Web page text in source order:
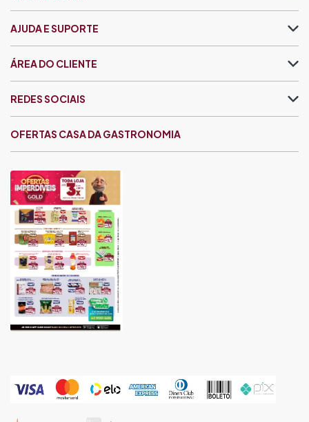
AJUDA E SUPORTE
ÁREA DO CLIENTE
OFERTAS CASA DA GASTRONOMIA
REDES SOCIAIS